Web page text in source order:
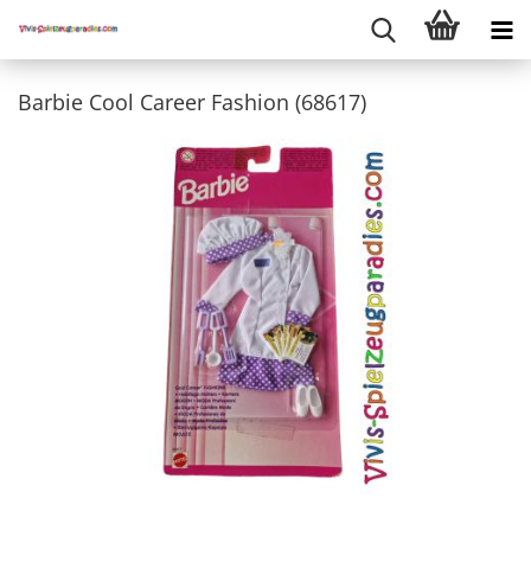
Barbie Cool Career Fashion (68617)